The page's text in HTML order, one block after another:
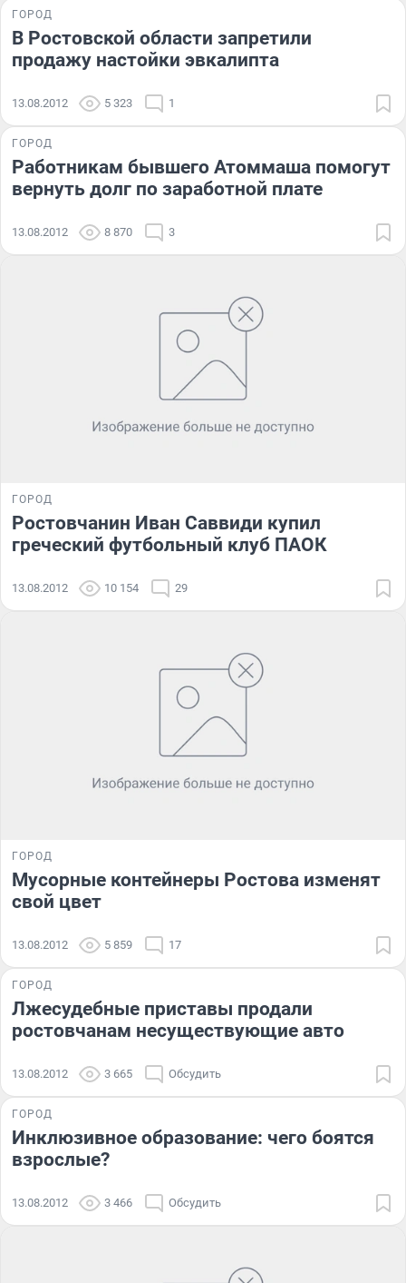
ГОРОД
В Ростовской области запретили
продажу настойки эвкалипта
13.08.2012 5 323 1
ГОРОД
Работникам бывшего Атоммаша помогут
вернуть долг по заработной плате
13.08.2012 8 870 3
ГОРОД
Ростовчанин Иван Саввиди купил
греческий футбольный клуб ПАОК
13.08.2012 10 154 29
ГОРОД
Мусорные контейнеры Ростова изменят
свой цвет
13.08.2012 5 859 17
ГОРОД
Лжесудебные приставы продали
ростовчанам несуществующие авто
13.08.2012 3 665 Обсудить
ГОРОД
Инклюзивное образование: чего боятся
взрослые?
13.08.2012 3 466 Обсудить